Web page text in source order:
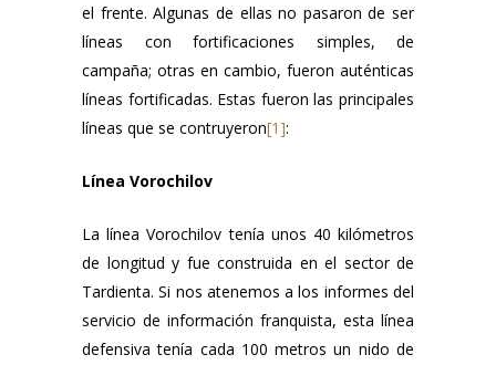
el frente. Algunas de ellas no pasaron de ser
líneas con fortificaciones simples, de
campaña; otras en cambio, fueron auténticas
líneas fortificadas. Estas fueron las principales
líneas que se contruyeron[1]:
Línea Vorochilov
La línea Vorochilov tenía unos 40 kilómetros
de longitud y fue construida en el sector de
Tardienta. Si nos atenemos a los informes del
servicio de información franquista, esta línea
defensiva tenía cada 100 metros un nido de